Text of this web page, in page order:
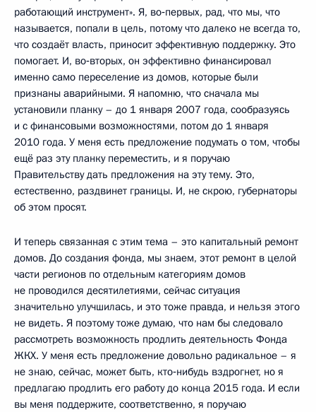
работающий инструмент». Я, во‑первых, рад, что мы, что
называется, попали в цель, потому что далеко не всегда то,
что создаёт власть, приносит эффективную поддержку. Это
помогает. И, во‑вторых, он эффективно финансировал
именно само переселение из домов, которые были
признаны аварийными. Я напомню, что сначала мы
установили планку – до 1 января 2007 года, сообразуясь
и с финансовыми возможностями, потом до 1 января
2010 года. У меня есть предложение подумать о том, чтобы
ещё раз эту планку переместить, и я поручаю
Правительству дать предложения на эту тему. Это,
естественно, раздвинет границы. И, не скрою, губернаторы
об этом просят.
И теперь связанная с этим тема – это капитальный ремонт
домов. До создания фонда, мы знаем, этот ремонт в целой
части регионов по отдельным категориям домов
не проводился десятилетиями, сейчас ситуация
значительно улучшилась, и это тоже правда, и нельзя этого
не видеть. Я поэтому тоже думаю, что нам бы следовало
рассмотреть возможность продлить деятельность Фонда
ЖКХ. У меня есть предложение довольно радикальное – я
не знаю, сейчас, может быть, кто‑нибудь вздрогнет, но я
предлагаю продлить его работу до конца 2015 года. И если
вы меня поддержите, соответственно, я поручаю